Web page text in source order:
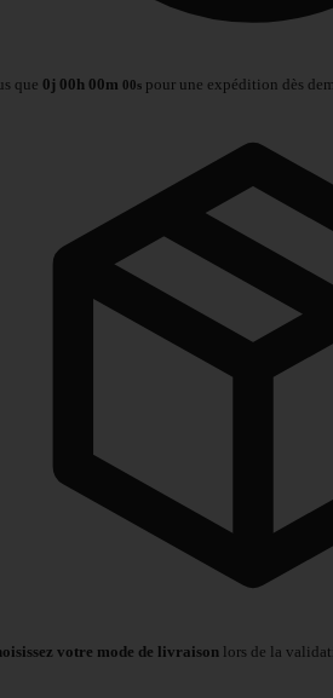
que 0j 00h 00m 00s pour une expédition dès
votre mode de livraison lors de la